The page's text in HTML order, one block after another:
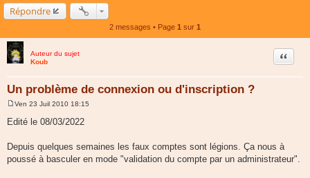
Répondre
2 messages • Page 1 sur 1
Auteur du sujet
Koub
Un problème de connexion ou d'inscription ?
Citer
e
s
g
e
Ven 23 Juil 2010 18:15
Edité le 08/03/2022
Depuis quelques semaines les faux comptes sont légions. Ça nous à
poussé à basculer en mode "validation du compte par un administrateur".